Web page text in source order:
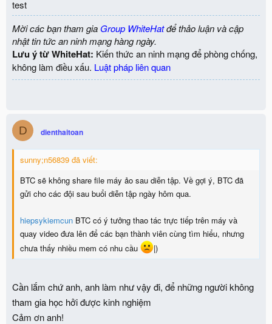
test
Mời các bạn tham gia Group WhiteHatđể thảo luận và cập
nhật tin tức an ninh mạng hàng ngày.
Lưu ý từ WhiteHat: Kiến thức an ninh mạng để phòng chống,
không làm điều xấu. Luật pháp liên quan
D dienthaitoan
sunny;n56839 đã viết:
BTC sẽ không share file máy ảo sau diễn tập. Về gợi ý, BTC đã
gửi cho các đội sau buổi diễn tập ngày hôm qua.
hiepsykiemcun BTC có ý tưởng thao tác trực tiếp trên máy và
quay video đưa lên để các bạn thành viên cùng tìm hiểu, nhưng
chưa thấy nhiều mem có nhu cầu
|)
Cần lắm chứ anh, anh làm như vậy đi, để những người không
tham gia học hởi được kinh nghiệm
Cảm ơn anh!